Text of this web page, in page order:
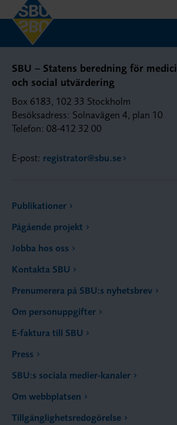
SBU – Statens beredning för
och social utvärdering
Box 6183, 102 33 Stockholm
Besöksadress: Solnavägen 4, plan 10
Telefon: 08-412 32 00
E-post: registrator@sbu.se
Publikationer
Pågående projekt
Jobba hos oss
Kontakta SBU
Prenumerera på SBU:s nyhetsbrev
Om personuppgifter
E-faktura till SBU
Press
SBU:s sociala medier-kanaler
Om webbplatsen
Tillgänglighetsredogörelse